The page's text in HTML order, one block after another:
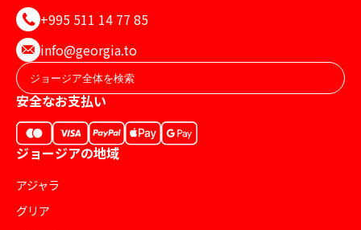
+995 511 14 77 85
info@georgia.to
安全なお支払い
ジョージアの地域
アジャラ
グリア